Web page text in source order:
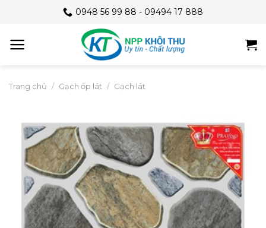
content
0948 56 99 88 - 09494 17 888
Trang chủ / Gạch ốp lát / Gạch lát